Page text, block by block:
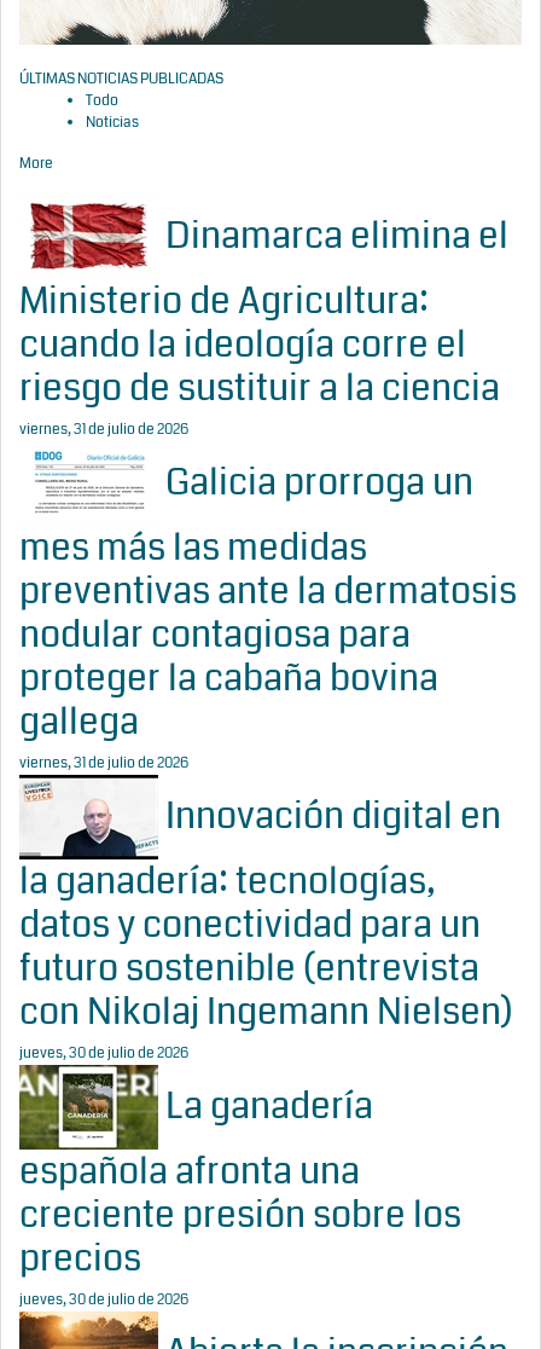
ÚLTIMAS NOTICIAS PUBLICADAS
Todo
Noticias
More
Dinamarca elimina el
Ministerio de Agricultura:
cuando la ideología corre el
riesgo de sustituir a la ciencia
viernes, 31 de julio de 2026
Galicia prorroga un
mes más las medidas
preventivas ante la dermatosis
nodular contagiosa para
proteger la cabaña bovina
gallega
viernes, 31 de julio de 2026
Innovación digital en
la ganadería: tecnologías,
datos y conectividad para un
futuro sostenible (entrevista
con Nikolaj Ingemann Nielsen)
jueves, 30 de julio de 2026
La ganadería
española afronta una
creciente presión sobre los
precios
jueves, 30 de julio de 2026